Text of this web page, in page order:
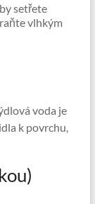
setřete
vlhkým
voda je
k povrchu,